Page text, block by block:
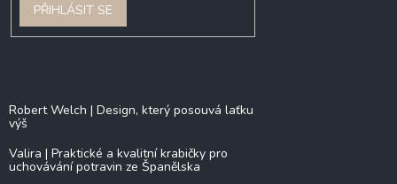
PŘIHLÁSIT SE
Robert Welch | Design, který posouvá laťku
výš
Valira | Praktické a kvalitní krabičky pro
uchovávání potravin ze Španělska